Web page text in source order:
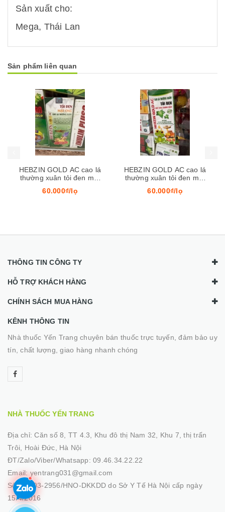
Sản xuất cho:
Mega, Thái Lan
Sản phẩm liên quan
HEBZIN GOLD AC cao lá
thường xuân tỏi đen mật
60.000₫/lọ
Bổ Phổi TW28
80.000₫/lọ
Mua hàng Mua hàng
THÔNG TIN CÔNG TY
HỖ TRỢ KHÁCH HÀNG
CHÍNH SÁCH MUA HÀNG
KÊNH THÔNG TIN
Nhà thuốc Yến Trang chuyên bán thuốc trực tuyến, đảm bảo uy
tín, chất lượng, giao hàng nhanh chóng
NHÀ THUỐC YẾN TRANG
Địa chỉ:Căn số 8, TT 4.3, Khu đô thị Nam 32, Khu 7, thị trấn
Trôi, Hoài Đức, Hà Nội
ĐT/Zalo/Viber/Whatsapp: 09.46.34.22.22
Email:yentrang031@gmail.com
Số GP:03-2956/HNO-DKKDD do Sở Y Tế Hà Nội cấp ngày
15/4/2016